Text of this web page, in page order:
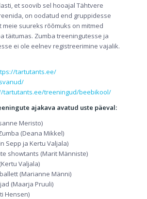
et soovib sel hooajal Tähtvere
on oodatud end gruppidesse
meie suureks rõõmuks on mitmed
täitumas. Zumba treeningutesse ja
ei ole eelnev registreerimine vajalik.
tartutants.ee/
tartutants.ee/treeningud/beebikool/
ajakava avatud uste päeval:
Meristo)
(Deana Mikkel)
Sepp ja Kertu Valjala)
showtants (Marit Männiste)
Valjala)
(Marianne Männi)
(Maarja Pruuli)
Hensen)